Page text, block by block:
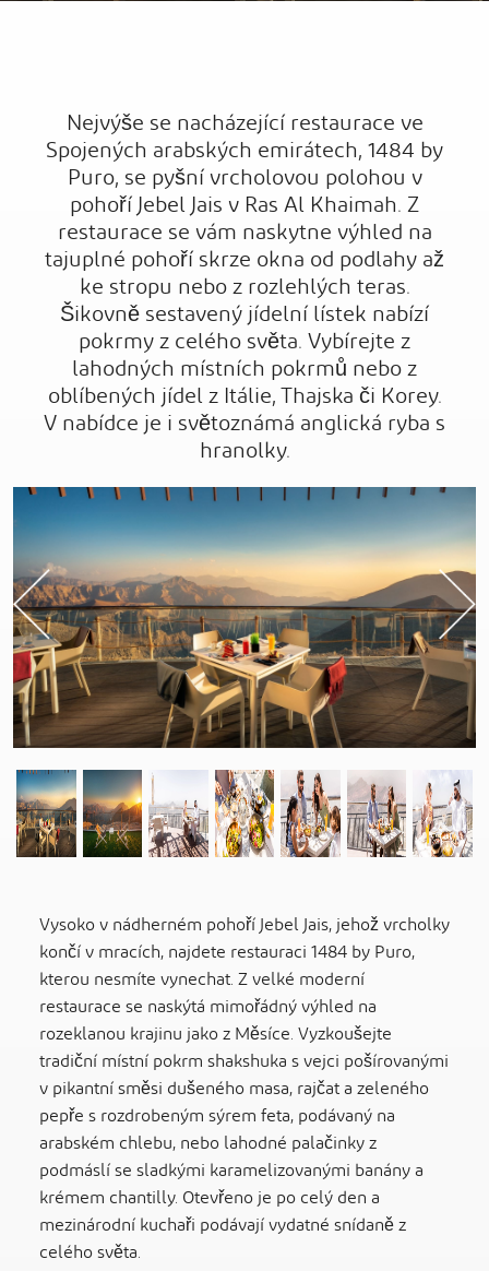
Nejvýše se nacházející restaurace ve
Spojených arabských emirátech, 1484 by
Puro, se pyšní vrcholovou polohou v
pohoří Jebel Jais v Ras Al Khaimah. Z
restaurace se vám naskytne výhled na
tajuplné pohoří skrze okna od podlahy až
ke stropu nebo z rozlehlých teras.
Šikovně sestavený jídelní lístek nabízí
pokrmy z celého světa. Vybírejte z
lahodných místních pokrmů nebo z
oblíbených jídel z Itálie, Thajska či Korey.
V nabídce je i světoznámá anglická ryba s
hranolky.
Previous
Vysoko v nádherném pohoří Jebel Jais, jehož vrcholky
končí v mracích, najdete restauraci 1484 by Puro,
kterou nesmíte vynechat. Z velké moderní
restaurace se naskýtá mimořádný výhled na
rozeklanou krajinu jako z Měsíce. Vyzkoušejte
tradiční místní pokrm shakshuka s vejci pošírovanými
v pikantní směsi dušeného masa, rajčat a zeleného
pepře s rozdrobeným sýrem feta, podávaný na
arabském chlebu, nebo lahodné palačinky z
podmáslí se sladkými karamelizovanými banány a
krémem chantilly. Otevřeno je po celý den a
mezinárodní kuchaři podávají vydatné snídaně z
celého světa.